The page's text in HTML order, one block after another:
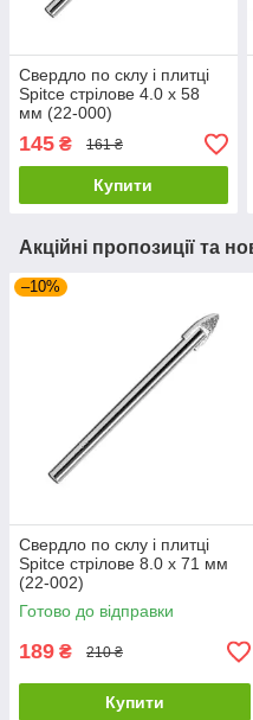
Свердло по склу і плитці
Spitce стрілове 4.0 х 58
мм (22-000)
145 ₴ 161 ₴
Купити
Акційні пропозиції та
–10%
Свердло по склу і плитці
Spitce стрілове 8.0 х 71 мм
(22-002)
Готово до відправки
189 ₴ 210 ₴
Купити